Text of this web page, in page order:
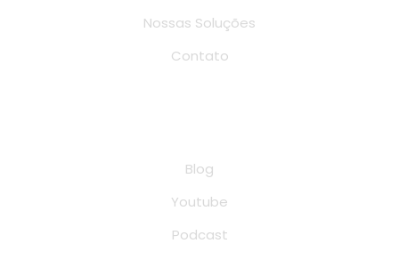
Nossas Soluções
Contato
Blog
Youtube
Podcast